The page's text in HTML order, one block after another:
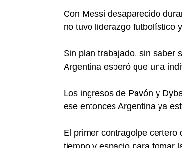
Con Messi desaparecido
no tuvo liderazgo futbolístico
Sin plan trabajado, sin saber
Argentina esperó que una
Los ingresos de Pavón y
ese entonces Argentina ya
El primer contragolpe certero